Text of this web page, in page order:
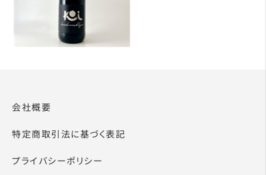
会社概要
特定商取引法に基づく表記
プライバシーポリシー